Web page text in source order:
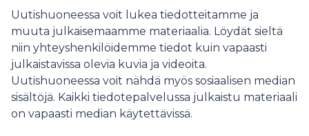
att säkerställa diagnosen än invasiva metoder, såsom
vävnadsprovtagning.
Uutishuoneessa voit lukea tiedotteitamme ja
muuta julkaisemaamme materiaalia. Löydät sieltä
niin yhteyshenkilöidemme tiedot kuin vapaasti
julkaistavissa olevia kuvia ja videoita.
Uutishuoneessa voit nähdä myös sosiaalisen median
sisältöjä. Kaikki tiedotepalvelussa julkaistu materiaali
on vapaasti median käytettävissä.